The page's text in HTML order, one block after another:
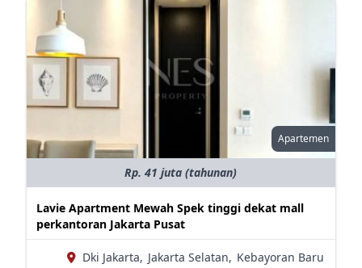
Apartemen
Rp. 41 juta (tahunan)
Lavie Apartment Mewah Spek tinggi dekat mall
perkantoran Jakarta Pusat
Dki Jakarta, Jakarta Selatan, Kebayoran Baru